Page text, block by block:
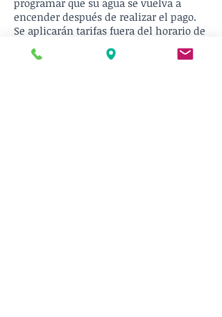
programar que su agua se vuelva a
encender después de realizar el pago.
Se aplicarán tarifas fuera del horario de
atención a las solicitudes para restaurar
el servicio fuera del horario comercial